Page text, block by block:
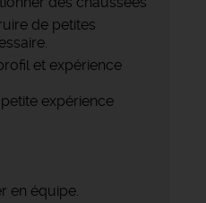
de petites
et expérience
expérience
en équipe.